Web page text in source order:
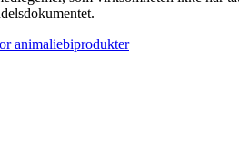
animaliebiprodukter